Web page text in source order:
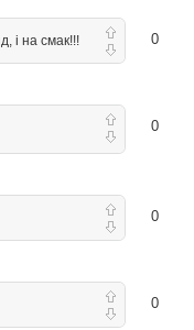
0
і на смак!!!
0
0
0